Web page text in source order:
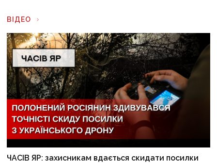
ВІДЕО
ЧАСІВ ЯР: захисникам вдається скидати посилки